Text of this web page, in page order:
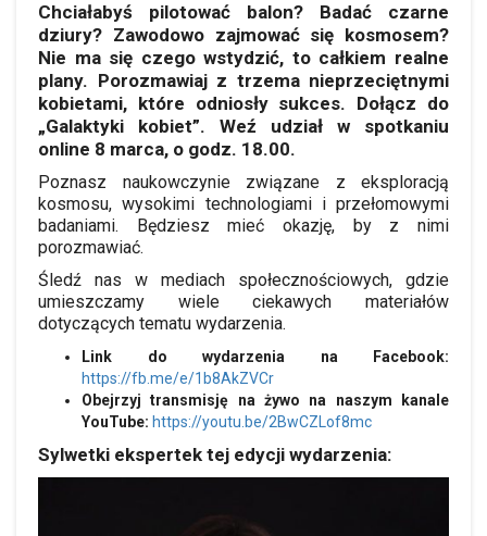
Chciałabyś pilotować balon? Badać czarne
dziury? Zawodowo zajmować się kosmosem?
Nie ma się czego wstydzić, to całkiem realne
plany. Porozmawiaj z trzema nieprzeciętnymi
kobietami, które odniosły sukces. Dołącz do
„Galaktyki kobiet”. Weź udział w spotkaniu
online 8 marca, o godz. 18.00.
Poznasz naukowczynie związane z eksploracją
kosmosu, wysokimi technologiami i przełomowymi
badaniami. Będziesz mieć okazję, by z nimi
porozmawiać.
Śledź nas w mediach społecznościowych, gdzie
umieszczamy wiele ciekawych materiałów
dotyczących tematu wydarzenia.
Link do wydarzenia na Facebook:
https://fb.me/e/1b8AkZVCr
Obejrzyj transmisję na żywo na naszym kanale
YouTube: https://youtu.be/2BwCZLof8mc
Sylwetki ekspertek tej edycji wydarzenia: